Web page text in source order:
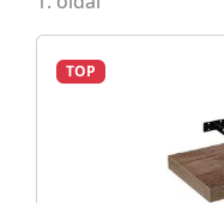
TOP